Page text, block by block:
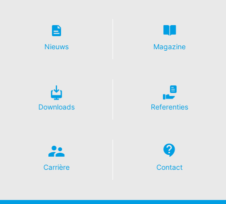
Nieuws Magazine
Downloads Referenties
Carrière Contact